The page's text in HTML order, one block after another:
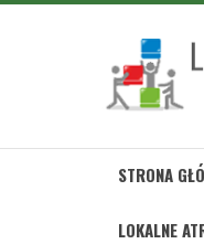
STRONA
LOKALNE